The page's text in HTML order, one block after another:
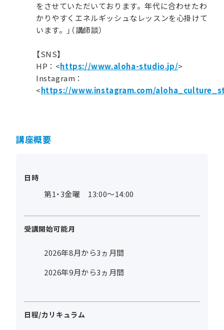
をさせていただいております。年代に合わせたわ
かりやすくエネルギッシュなレッスンを心掛けて
います。」（講師談）
【SNS】
HP：<https://www.aloha-studio.jp/>
Instagram：
<https://www.instagram.com/
講座概要
日時
第1・3金曜 13:00～14:00
受講開始可能月
2026年8月から3ヵ月間
2026年9月から3ヵ月間
日程/カリキュラム